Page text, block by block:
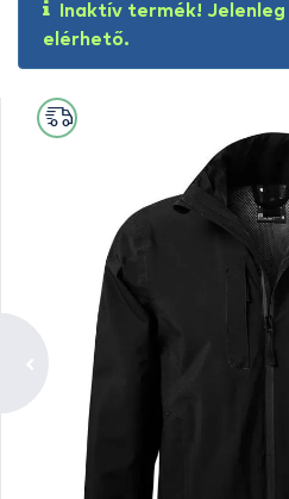
Inaktív termék!
elérhető.